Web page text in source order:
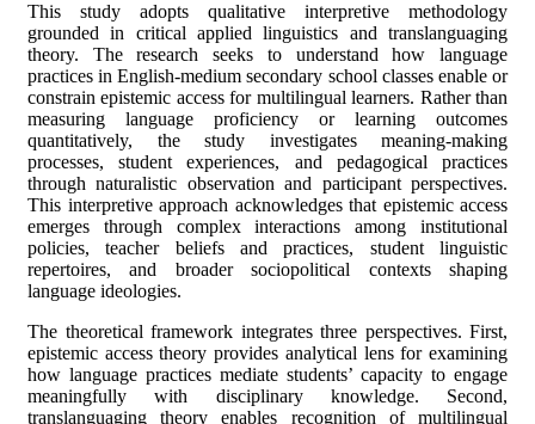
This study adopts qualitative interpretive methodology
grounded in critical applied linguistics and translanguaging
theory. The research seeks to understand how language
practices in English-medium secondary school classes enable or
constrain epistemic access for multilingual learners. Rather than
measuring language proficiency or learning outcomes
quantitatively, the study investigates meaning-making
processes, student experiences, and pedagogical practices
through naturalistic observation and participant perspectives.
This interpretive approach acknowledges that epistemic access
emerges through complex interactions among institutional
policies, teacher beliefs and practices, student linguistic
repertoires, and broader sociopolitical contexts shaping
language ideologies.
The theoretical framework integrates three perspectives. First,
epistemic access theory provides analytical lens for examining
how language practices mediate students’ capacity to engage
meaningfully with disciplinary knowledge. Second,
translanguaging theory enables recognition of multilingual